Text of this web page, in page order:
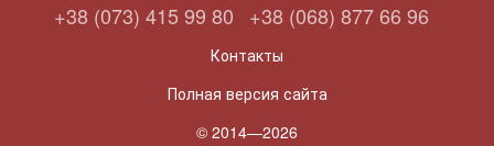
+38 (073) 415 99 80 +38 (068) 877 66 96
Контакты
Полная версия сайта
© 2014—2026